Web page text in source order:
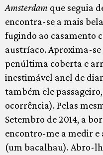
Amsterdam que seguia
encontra-se a mais
fugindo ao casamento
austríaco. Aproxima-
penúltima coberta e
inestimável anel de
também ele
ocorrência). Pelas
Setembro de 2014, a
encontro-me a medir e
(um bacalhau). Abro-